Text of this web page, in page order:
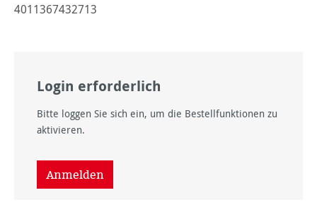
4011367432713
Login erforderlich
Bitte loggen Sie sich ein, um die Bestellfunktionen zu
aktivieren.
Anmelden